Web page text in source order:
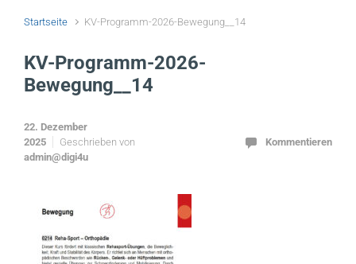
Startseite KV-Programm-2026-Bewegung__14
KV-Programm-2026-
Bewegung__14
22. Dezember
2025
Geschrieben von
admin@digi4u
Kommentieren